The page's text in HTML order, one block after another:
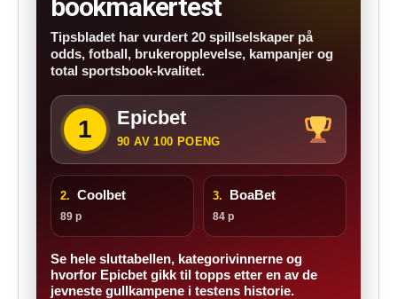
bookmakertest
Tipsbladet har vurdert 20 spillselskaper på
odds, fotball, brukeropplevelse, kampanjer og
total sportsbook-kvalitet.
1 Epicbet
90 AV 100 POENG
2. Coolbet
89 p
3. BoaBet
84 p
Se hele sluttabellen, kategorivinnerne og
hvorfor Epicbet gikk til topps etter en av de
jevneste gullkampene i testens historie.